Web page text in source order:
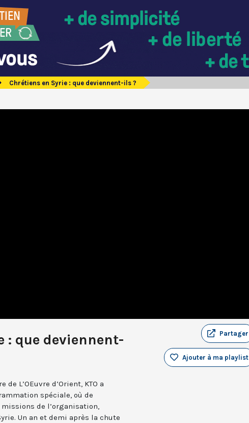
Chrétiens en Syrie : que deviennent-ils ?
: que deviennent-
Partager
Ajouter à ma playlist
L’OEuvre d’Orient, KTO a
spéciale, où de
de l’organisation,
Un an et demi après la chute